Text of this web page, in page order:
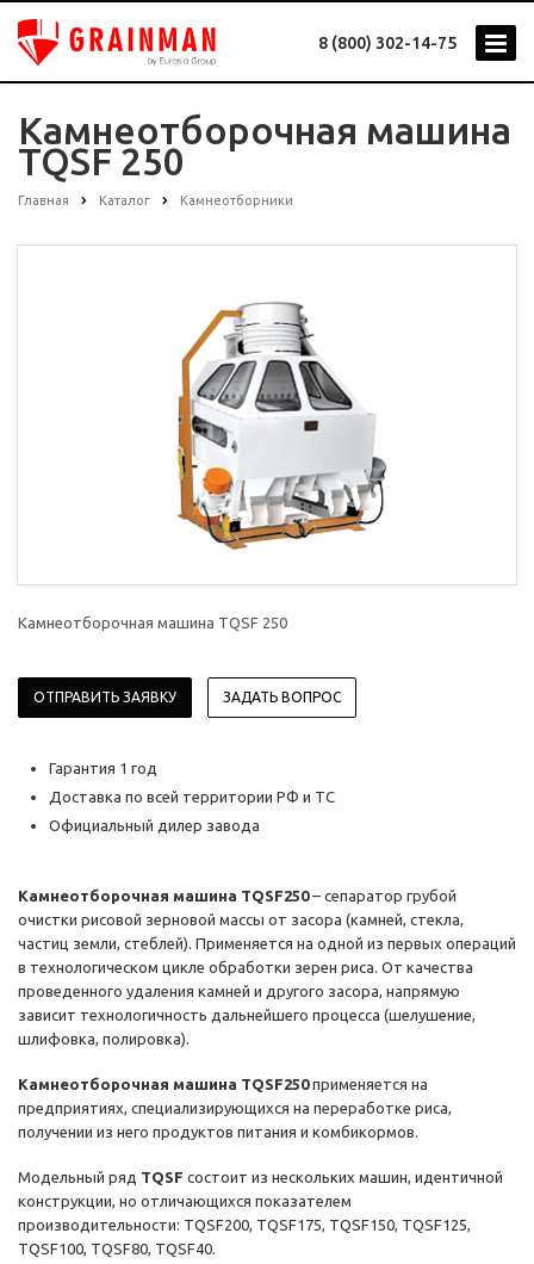
8 (800) 302-14-75
Камнеотборочная машина
TQSF 250
Главная Каталог Камнеотборники
Камнеотборочная машина TQSF 250
ОТПРАВИТЬ ЗАЯВКУ ЗАДАТЬ ВОПРОС
Гарантия 1 год
Доставка по всей территории РФ и ТС
Официальный дилер завода
Камнеотборочная машина TQSF250– сепаратор грубой
очистки рисовой зерновой массы от засора (камней, стекла,
частиц земли, стеблей). Применяется на одной из первых операций
в технологическом цикле обработки зерен риса. От качества
проведенного удаления камней и другого засора, напрямую
зависит технологичность дальнейшего процесса (шелушение,
шлифовка, полировка).
Камнеотборочная машина TQSF250применяется на
предприятиях, специализирующихся на переработке риса,
получении из него продуктов питания и комбикормов.
Модельный ряд TQSF состоит из нескольких машин, идентичной
конструкции, но отличающихся показателем
производительности: TQSF200, TQSF175, TQSF150, TQSF125,
TQSF100, TQSF80, TQSF40.